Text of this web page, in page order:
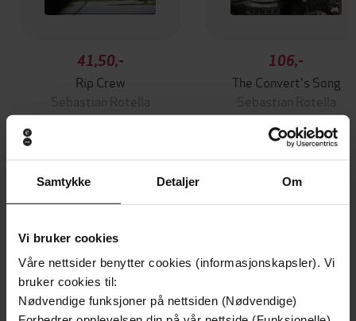
Samtykke Detaljer Om
Vi bruker cookies
Våre nettsider benytter cookies (informasjonskapsler). Vi
bruker cookies til:
Nødvendige funksjoner på nettsiden (Nødvendige)
41,50,-
Rip Crew
Sebastian Rotella
EBOK
106,-
The Convert's Song
Sebastian Rotella
EBOK
Andre har også kjøpt
Vinner av Rivertonprisen
Første gang på tilbud